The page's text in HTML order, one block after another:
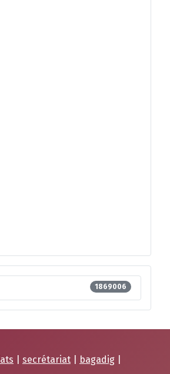
1869006
secrétariat bagadig